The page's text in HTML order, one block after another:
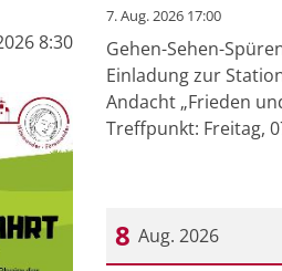
8:30
7. Aug. 2026 17:00
Gehen-Sehen-
Einladung zur
Andacht „Frieden
Treffpunkt: Freitag,
8 Aug. 2026